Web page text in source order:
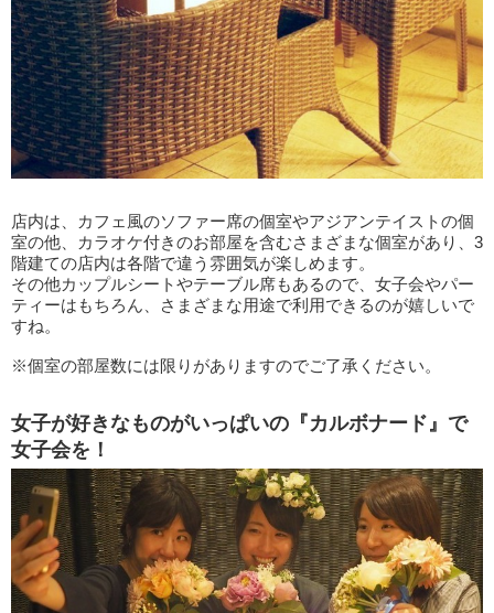
店内は、カフェ風のソファー席の個室やアジアンテイストの個
室の他、カラオケ付きのお部屋を含むさまざまな個室があり、3
階建ての店内は各階で違う雰囲気が楽しめます。
その他カップルシートやテーブル席もあるので、女子会やパー
ティーはもちろん、さまざまな用途で利用できるのが嬉しいで
すね。
※個室の部屋数には限りがありますのでご了承ください。
女子が好きなものがいっぱいの『カルボナード』で
女子会を！